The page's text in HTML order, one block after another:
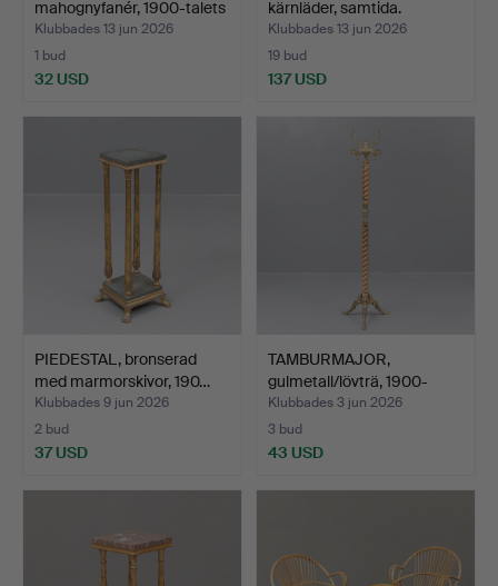
mahognyfanér, 1900-talets
se…
Klubbades 13 jun 2026
1 bud
32 USD
kärnläder, samtida.
Klubbades 13 jun 2026
19 bud
137 USD
PIEDESTAL, bronserad
med marmorskivor, 190…
Klubbades 9 jun 2026
2 bud
37 USD
TAMBURMAJOR,
gulmetall/lövträ, 1900-
talets…
Klubbades 3 jun 2026
3 bud
43 USD